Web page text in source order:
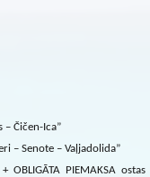
– Čičen-Ica”
– Senote – Vaļjadolida”
OBLIGĀTA PIEMAKSA ostas